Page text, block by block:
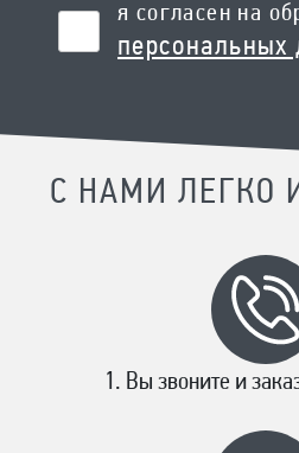
я согласен на
персональных
С НАМИ ЛЕГКО
Вы звоните и